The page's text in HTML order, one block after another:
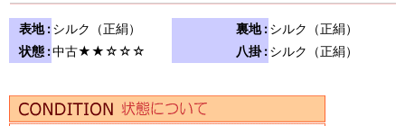
表地 :シルク（正絹） 裏地 :シルク（正絹）
状態 :中古★★☆☆☆ 八掛 :シルク（正絹）